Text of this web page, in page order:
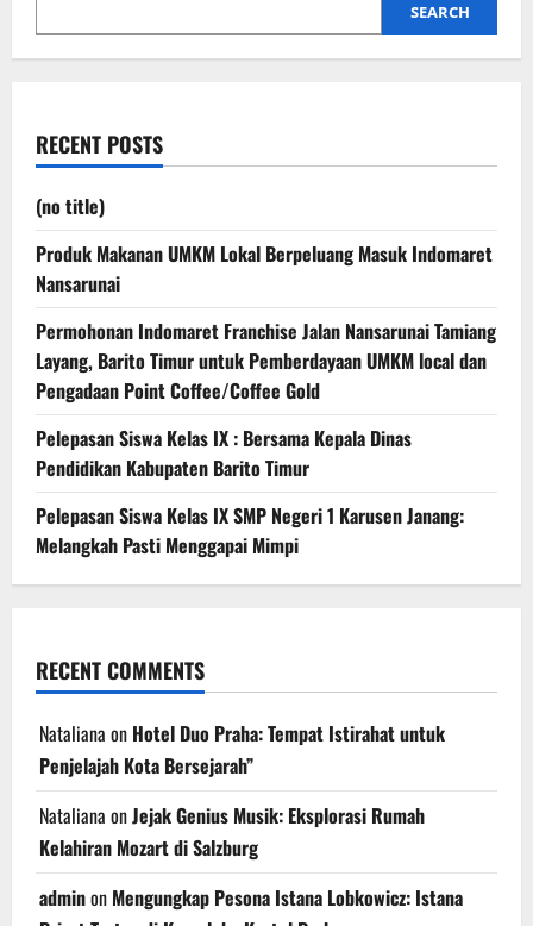
SEARCH
RECENT POSTS
(no title)
Produk Makanan UMKM Lokal Berpeluang Masuk Indomaret
Nansarunai
Permohonan Indomaret Franchise Jalan Nansarunai Tamiang
Layang, Barito Timur untuk Pemberdayaan UMKM local dan
Pengadaan Point Coffee/Coffee Gold
Pelepasan Siswa Kelas IX : Bersama Kepala Dinas
Pendidikan Kabupaten Barito Timur
Pelepasan Siswa Kelas IX SMP Negeri 1 Karusen Janang:
Melangkah Pasti Menggapai Mimpi
RECENT COMMENTS
Nataliana on Hotel Duo Praha: Tempat Istirahat untuk
Penjelajah Kota Bersejarah”
Nataliana onJejak Genius Musik: Eksplorasi Rumah
Kelahiran Mozart di Salzburg
adminon Mengungkap Pesona Istana Lobkowicz: Istana